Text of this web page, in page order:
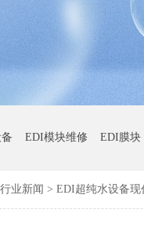
EDI模块维修 EDI膜块
行业新闻 > EDI超纯水设备